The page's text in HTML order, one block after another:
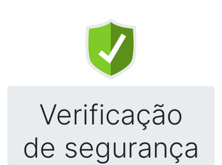
Verificação
de segurança